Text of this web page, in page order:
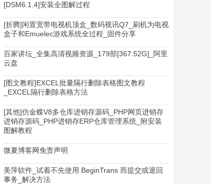
[DSM6.1.4]安装全图解过程
[折腾]闲置宽带电视机顶盒_数码视讯Q7_刷机为电视
盒子和Emuelec游戏系统全过程_固件分享
百家讲坛_全集高清视频资源_179部[367.52G]_阿里
云盘
[图文教程]EXCEL批量隔行删除表格图文教程
_EXCEL隔行删除表格方法
[其他]仿金蝶V8多仓库进销存源码_PHP网页进销存
进销存源码_PHP进销存ERP仓库管理系统_附安装
图解教程
微夏博客网免责声明
美萍软件_试着不先使用 BeginTrans 而提交或退回
事务_解决方法